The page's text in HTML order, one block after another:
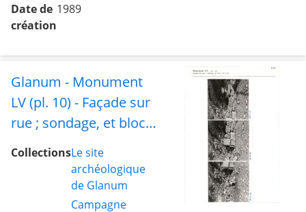
Date de
création
1989
Glanum - Monument
LV (pl. 10) - Façade sur
rue ; sondage, et blocs
78 à 80
CollectionsLe site
archéologique
de Glanum
Campagne